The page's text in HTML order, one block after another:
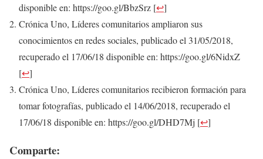
disponible en: https://goo.gl/BbzSrz [↩]
Crónica Uno, Líderes comunitarios ampliaron sus
conocimientos en redes sociales, publicado el 31/05/2018,
recuperado el 17/06/18 disponible en: https://goo.gl/6NidxZ
[↩]
Crónica Uno, Líderes comunitarios recibieron formación para
tomar fotografías, publicado el 14/06/2018, recuperado el
17/06/18 disponible en: https://goo.gl/DHD7Mj [↩]
Comparte: